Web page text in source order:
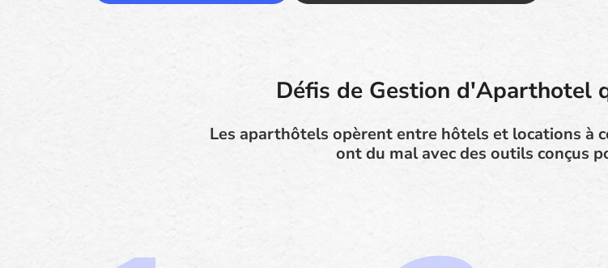
Défis de Gestion d'Aparthotel
Les aparthôtels opèrent entre hôtels et locations à
ont du mal avec des outils conçus